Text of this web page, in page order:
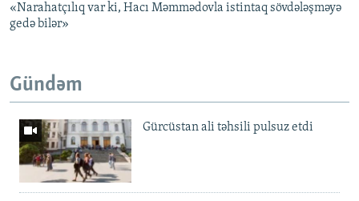
«Narahatçılıq var ki, Hacı Məmmədovla istintaq sövdələşməyə
gedə bilər»
Gündəm
Gürcüstan ali təhsili pulsuz etdi